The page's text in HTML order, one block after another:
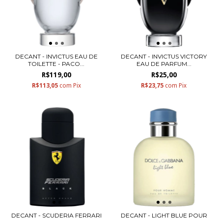
DECANT - INVICTUS EAU DE
TOILETTE - PACO...
R$119,00
R$113,05 com Pix
DECANT - INVICTUS VICTORY
EAU DE PARFUM...
R$25,00
R$23,75 com Pix
DECANT - SCUDERIA FERRARI DECANT - LIGHT BLUE POUR